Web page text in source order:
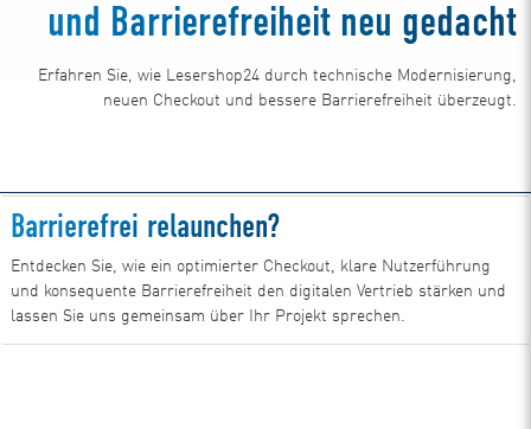
und Barrierefreiheit neu gedacht
Erfahren Sie, wie Lesershop24 durch technische Modernisierung,
neuen Checkout und bessere Barrierefreiheit überzeugt.
Barrierefrei relaunchen?
Entdecken Sie, wie ein optimierter Checkout, klare Nutzerführung
und konsequente Barrierefreiheit den digitalen Vertrieb stärken und
lassen Sie uns gemeinsam über Ihr Projekt sprechen.